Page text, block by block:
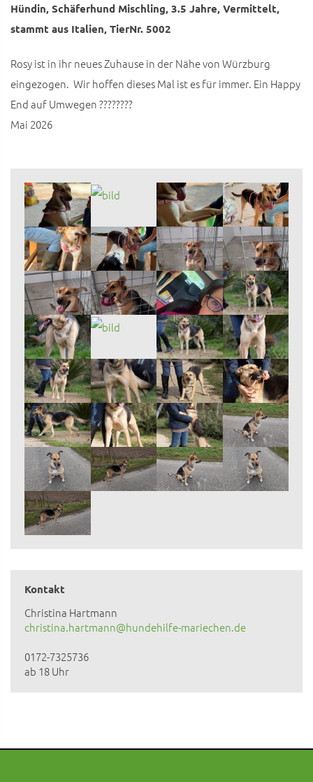
Hündin, Schäferhund Mischling, 3.5 Jahre, Vermittelt,
stammt aus Italien, TierNr. 5002
Rosy ist in ihr neues Zuhause in der Nähe von Würzburg
eingezogen. Wir hoffen dieses Mal ist es für immer. Ein Happy
End auf Umwegen ????????
Mai 2026
Kontakt
Christina Hartmann
christina.hartmann@hundehilfe-mariechen.de
0172-7325736
ab 18 Uhr